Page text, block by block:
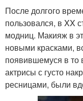
После долгого
пользовался, в XX
модниц. Макияж в
новыми красками,
появившемуся в то
актрисы с густо
ресницами, были